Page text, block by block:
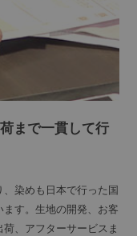
まで一貫して行
染めも日本で行った国
す。生地の開発、お客
、アフターサービスま